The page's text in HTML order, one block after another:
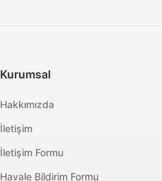
Kurumsal
Hakkımızda
İletişim
İletişim Formu
Havale Bildirim Formu